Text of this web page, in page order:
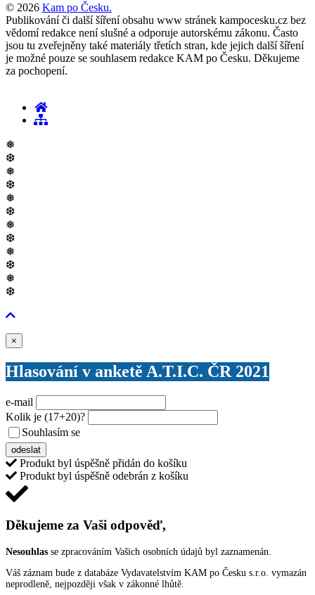
© 2026 Kam po Česku.
Publikování či další šíření obsahu www stránek kampocesku.cz bez
vědomí redakce není slušné a odporuje autorskému zákonu. Často
jsou tu zveřejněny také materiály třetích stran, kde jejich další šíření
je možné pouze se souhlasem redakce KAM po Česku. Děkujeme
za pochopení.
❅
❆
❅
❆
❅
❆
❅
❆
❅
❆
❅
❆
×
Hlasování v anketě A.T.I.C. ČR 2021
e-mail
Kolik je (17+20)?
Souhlasím se
odeslat
Produkt byl úspěšně přidán do košíku
Produkt byl úspěšně odebrán z košíku
Děkujeme za Vaši odpověď,
Nesouhlas se zpracováním Vašich osobních údajů byl zaznamenán.
Váš záznam bude z databáze Vydavatelstvím KAM po Česku s.r.o. vymazán
neprodleně, nejpozději však v zákonné lhůtě.